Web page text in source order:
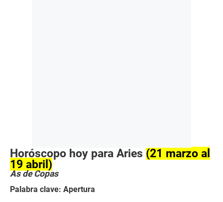
Horóscopo hoy para Aries (21 marzo al
19 abril)
As de Copas
Palabra clave: Apertura